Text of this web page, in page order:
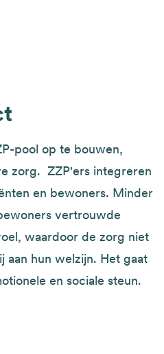
pool op te bouwen,
zorg. ZZP'ers integreren
en bewoners. Minder
vertrouwde
waardoor de zorg niet
hun welzijn. Het gaat
en sociale steun.